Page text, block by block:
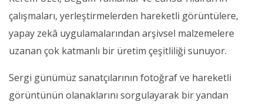
çalışmaları, yerleştirmelerden hareketli görüntülere,
yapay zekâ uygulamalarından arşivsel malzemelere
uzanan çok katmanlı bir üretim çeşitliliği sunuyor.
Sergi günümüz sanatçılarının fotoğraf ve hareketli
görüntünün olanaklarını sorgulayarak bir yandan